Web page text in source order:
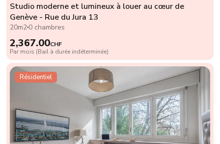
Studio moderne et lumineux à louer au cœur de
Genève - Rue du Jura 13
20m2 0 chambres
2,367.00CHF
Par mois (Bail à durée indéterminée)
Résidentiel